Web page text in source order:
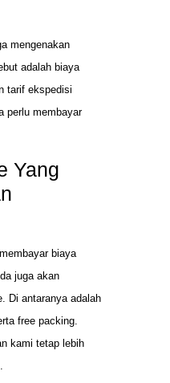
mengenakan
adalah biaya
tarif ekspedisi
perlu membayar
Yang
biaya
juga akan
Di antaranya adalah
free packing.
kami tetap lebih